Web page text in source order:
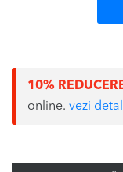
10%
online. vezi